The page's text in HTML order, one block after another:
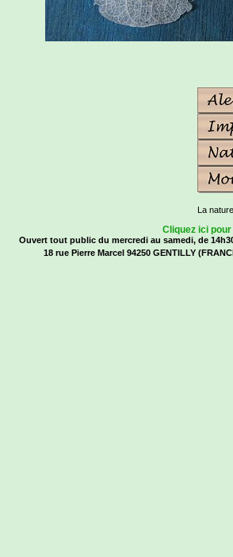
La
Cliquez ici
Ouvert tout public du mercredi au samedi, de
18 rue Pierre Marcel 94250 GENTILLY